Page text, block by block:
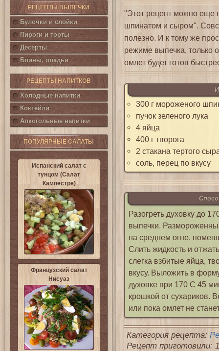
РЕЦЕПТЫ ВЫПЕЧКИ
Булочки и слойки
Пироги и торты
Десерты
Блины, оладьи
РЕЦЕПТЫ НАПИТКОВ
Холодные напитки
Коктейли
Алкогольные напитки
ПОПУЛЯРНЫЕ САЛАТЫ
Испанский салат с
тунцом (Салат
Кампестре)
Французский салат
Нисуаз
"Этот рецепт можно еще
шпинатом и сыром".
полезно. И к тому же
режиме выпечка, только
омлет будет готов
300 г мороженого
пучок зеленого лука
4 яйца
400 г творога
2 стакана тертого
соль, перец по вкусу
Разогреть духовку до
выпечки.
на среднем огне,
Слить жидкость и
слегка взбитые яйца,
вкусу. Выложить в
духовке при 170 С 45
крошкой от сухариков.
или пока омлет не
Категория рецепта:
Рецепт приготовили: